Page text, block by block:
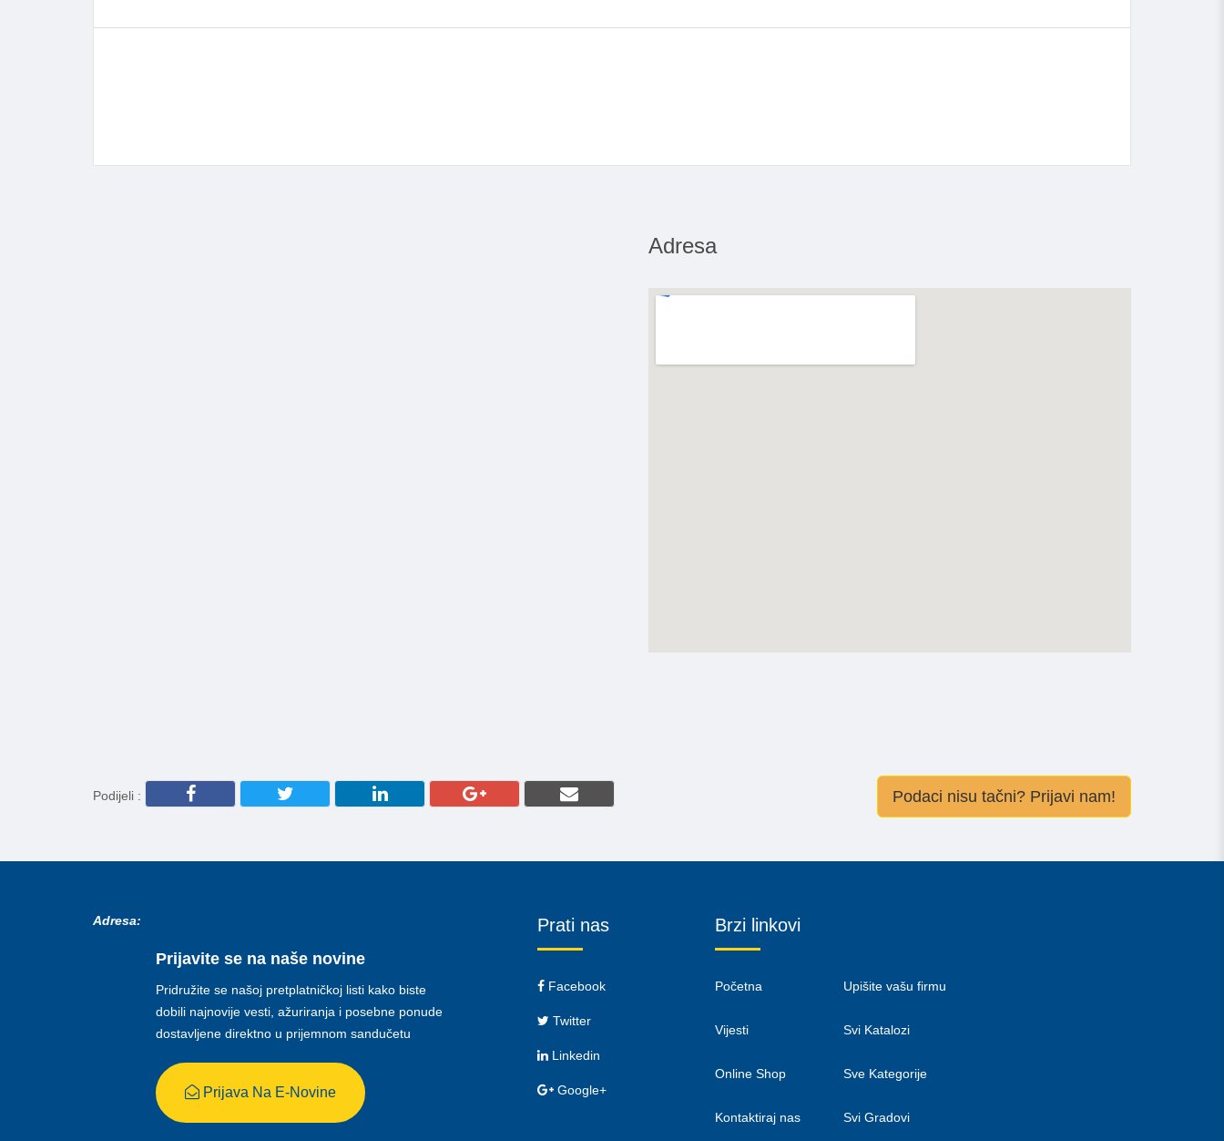
Adresa
Podijeli : Podaci nisu tačni? Prijavi nam!
Adresa:
Prijavite se na naše novine
Pridružite se našoj pretplatničkoj listi kako biste
dobili najnovije vesti, ažuriranja i posebne ponude
dostavljene direktno u prijemnom sandučetu
Prijava Na E-Novine
Prati nas
Facebook
Twitter
Linkedin
Google+
Brzi linkovi
Početna
Vijesti
Online Shop
Kontaktiraj nas
Upišite vašu firmu
Svi Katalozi
Sve Kategorije
Svi Gradovi